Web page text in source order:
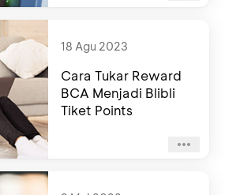
18 Agu 2023
Cara Tukar Reward
BCA Menjadi Blibli
Tiket Points